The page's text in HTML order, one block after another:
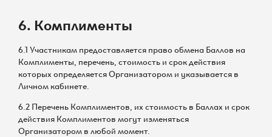
6. Комплименты
6.1 Участникам предоставляется право обмена Баллов на
Комплименты, перечень, стоимость и срок действия
которых определяется Организатором и указывается в
Личном кабинете.
6.2 Перечень Комплиментов, их стоимость в Баллах и срок
действия Комплиментов могут изменяться
Организатором в любой момент.